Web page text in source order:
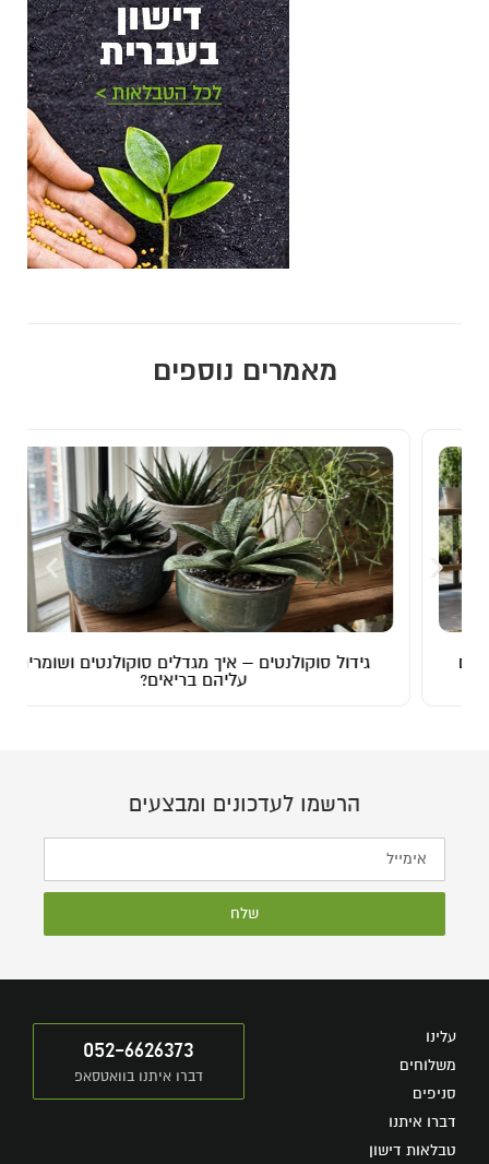
מאמרים נוספים
גידול סוקולנטים – איך מגדלים סוקולנטים ושומרים
עליהם בריאים?
הרשמו לעדכונים ומבצעים
שלח
עלינו
משלוחים
סניפים
דברו איתנו
טבלאות דישון
052-6626373
דברו איתנו בוואטסאפ